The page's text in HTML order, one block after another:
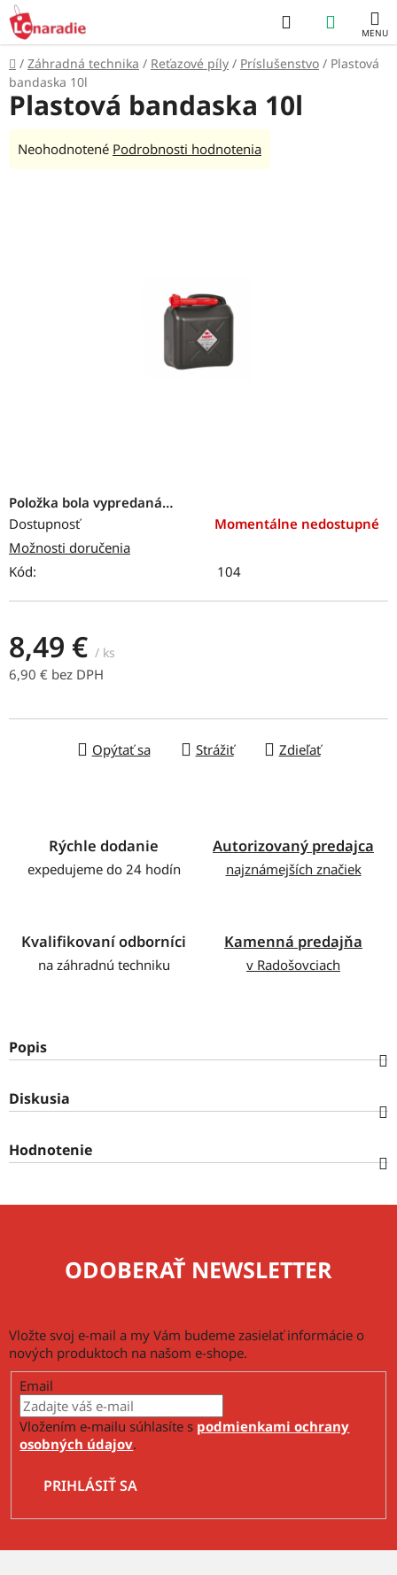
Prejsť
na
obsah
Hľadať
KOŠÍK
Domov
/ Záhradná technika / Reťazové píly / Príslušenstvo / Plastová
bandaska 10l
Položka bola vypredaná…
Dostupnosť
Momentálne nedostupné
Možnosti doručenia
Kód:
104
8,49 € / ks
6,90 € bez DPH
Opýtať sa Strážiť Zdieľať
Plastová bandaska 10l
Priemerné
Neohodnotené Podrobnosti hodnotenia
Rýchle dodanie
expedujeme do 24 hodín
Autorizovaný predajca
najznámejších značiek
Kvalifikovaní odborníci
na záhradnú techniku
Kamenná predajňa
v Radošovciach
Popis
Diskusia
Hodnotenie
ODOBERAŤ NEWSLETTER
Vložte svoj e-mail a my Vám budeme zasielať informácie o
nových produktoch na našom e-shope.
Email
Vložením e-mailu súhlasíte s podmienkami ochrany
osobných údajov.
PRIHLÁSIŤ SA